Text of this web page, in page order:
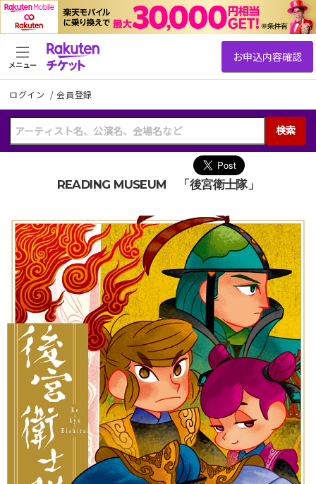
ログイン /会員登録
検索
メニュー
READING MUSEUM 「後宮衛士隊」